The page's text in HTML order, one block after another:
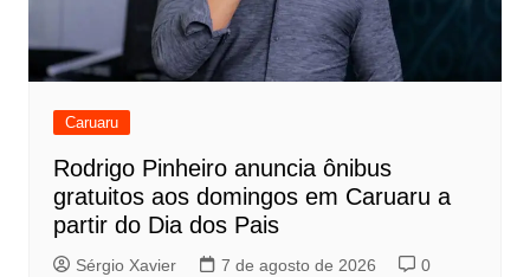
Caruaru
Rodrigo Pinheiro anuncia ônibus
gratuitos aos domingos em Caruaru a
partir do Dia dos Pais
Sérgio Xavier 7 de agosto de 2026 0